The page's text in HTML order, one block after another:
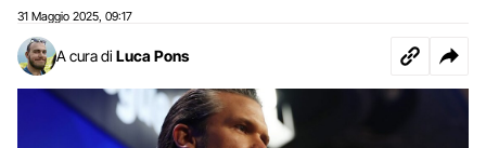
31 Maggio 2025 09:17
A cura di Luca Pons